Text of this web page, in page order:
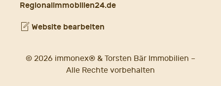
Website bearbeiten
© 2026 immonex® & Torsten Bär Immobilien –
Alle Rechte vorbehalten